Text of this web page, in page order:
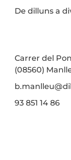
De dilluns a
Carrer del
(08560)
93 851 14 86